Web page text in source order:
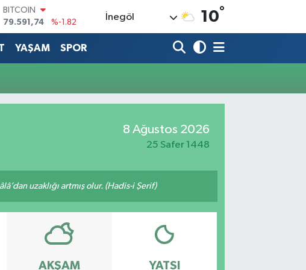
BITCOIN
79.591,74
%-1.82
DOLAR
45,43620
%0.02
61,60380
%0.18
İnegöl 10°
YAŞAM SPOR
8 Ağustos 2026
25 Safer 1448
uzaklığı artmış olur. (Hadis-i Şerif)
AKŞAM YATSI